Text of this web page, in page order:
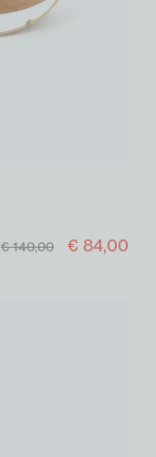
€ 140,00 € 84,00